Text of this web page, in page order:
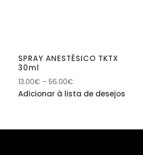
SPRAY ANESTÉSICO TKTX
30ml
13.00€ –56.00€
Adicionar à lista de desejos